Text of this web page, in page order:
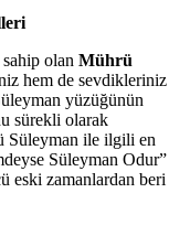
olan Mührü
hem de sevdikleriniz
yüzüğünün
sürekli olarak
Süleyman ile ilgili en
Süleyman Odur”
eski zamanlardan beri